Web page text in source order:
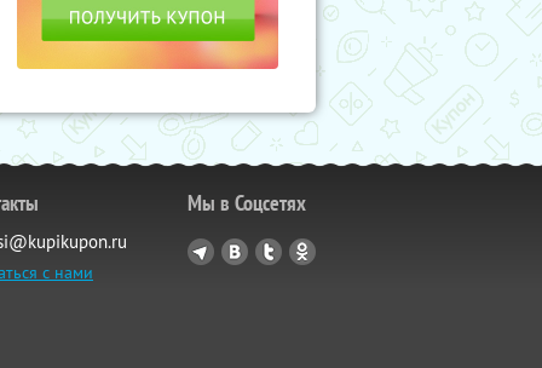
с нами
Мы в Соцсетях